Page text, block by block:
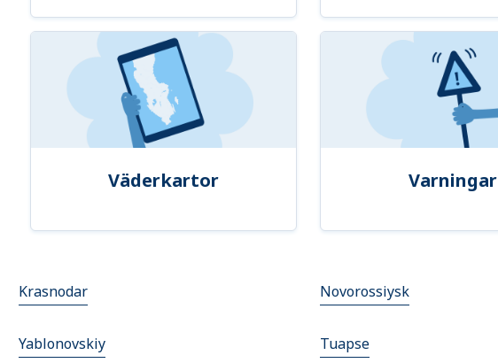
Väderkartor Varningar
Krasnodar Novorossiysk
Yablonovskiy Tuapse